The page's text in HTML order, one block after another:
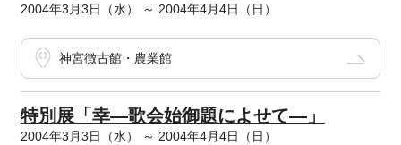
2004年3月3日（水） ～ 2004年4月4日（日）
神宮徴古館・農業館
特別展「幸―歌会始御題によせて―」
2004年3月3日（水） ～ 2004年4月4日（日）